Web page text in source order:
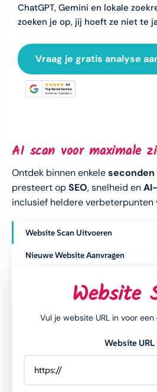
ChatGPT, Gemini en lokale
zoeken je op, jij hoeft ze niet te
Vraag je gratis analyse
AI scan voor maximale
Ontdek binnen enkeleseconden
presteert opSEO, snelheid en
inclusief heldere verbeterpunten
Website Scan Uitvoeren
Nieuwe Website Aanvragen
Website
Vul je website URL in voor
Website URL